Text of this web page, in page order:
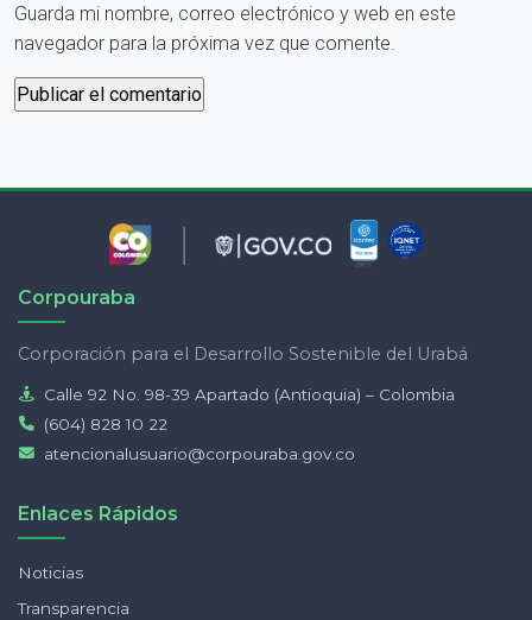
Guarda mi nombre, correo electrónico y web en este
navegador para la próxima vez que comente.
Corpouraba
Corporación para el Desarrollo Sostenible del Urabá
Calle 92 No. 98-39 Apartado (Antioquia) – Colombia
(604) 828 10 22
atencionalusuario@corpouraba.gov.co
Enlaces Rápidos
Noticias
Transparencia